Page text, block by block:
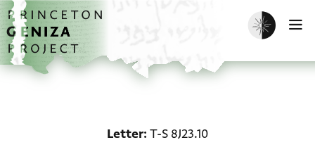
Skip to main content
home
Enable dark
Letter T-S 8J23.10